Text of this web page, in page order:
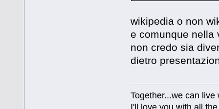
wikipedia o non
e comunque nella
non credo sia
dietro
Together...we can live
I'll love you with all